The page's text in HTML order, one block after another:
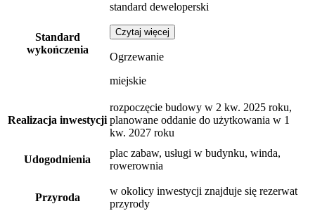
Standard
wykończenia
standard deweloperski
Czytaj więcej
Ogrzewanie
miejskie
Realizacja inwestycji
rozpoczęcie budowy w 2 kw. 2025 roku,
planowane oddanie do użytkowania w 1
kw. 2027 roku
Udogodnienia
plac zabaw, usługi w budynku, winda,
rowerownia
Przyroda
w okolicy inwestycji znajduje się rezerwat
przyrody